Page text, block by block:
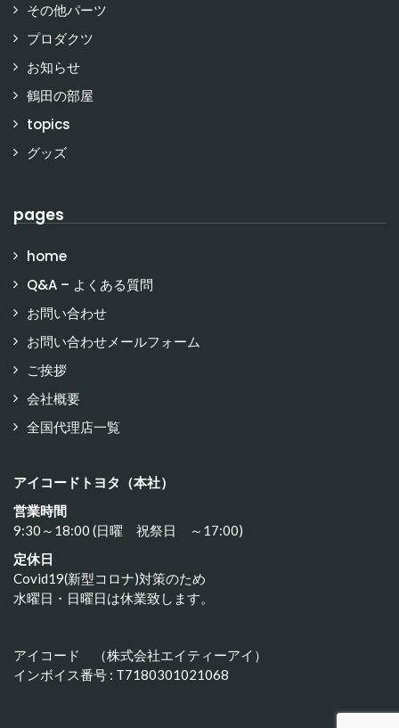
その他パーツ
プロダクツ
お知らせ
鶴田の部屋
topics
グッズ
pages
home
Q&A – よくある質問
お問い合わせ
お問い合わせメールフォーム
ご挨拶
会社概要
全国代理店一覧
アイコードトヨタ（本社）
営業時間
9:30～18:00 (日曜 祝祭日 ～17:00)
定休日
Covid19(新型コロナ)対策のため
水曜日・日曜日は休業致します。
アイコード （株式会社エイティーアイ）
インボイス番号 : T7180301021068